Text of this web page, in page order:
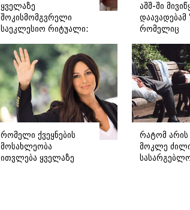
ყველაზე
შოკისმომგვრელი
საეკლესიო რიტუალი:
უმოწმებდნენ რომის
პაპს სქესს?
აშშ-ში
დაავადებამ
რომელიც
საჭიროებს
დასავლური
რომელი ქვეყნების
მოსახლეობა
ითვლება ყველაზე
რატომ არის
მოკლე